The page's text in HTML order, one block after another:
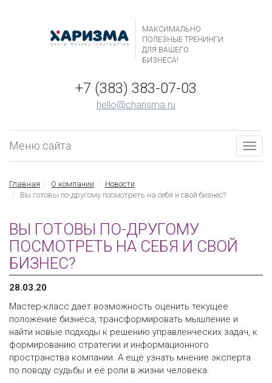
МАКСИМАЛЬНО
ПОЛЕЗНЫЕ ТРЕНИНГИ
ДЛЯ ВАШЕГО
БИЗНЕСА!
+7 (383) 383-07-03
hello@charisma.ru
Меню сайта
Главная О компании
Новости
Вы готовы по-другому посмотреть на себя и свой бизнес?
ВЫ ГОТОВЫ ПО-ДРУГОМУ
ПОСМОТРЕТЬ НА СЕБЯ И СВОЙ
БИЗНЕС?
28.03.20
Мастер-класс дает возможность оценить текущее
положение бизнеса, трансформировать мышление и
найти новые подходы к решению управленческих задач, к
формированию стратегии и информационного
пространства компании. А ещё узнать мнение эксперта
по поводу судьбы и её роли в жизни человека.